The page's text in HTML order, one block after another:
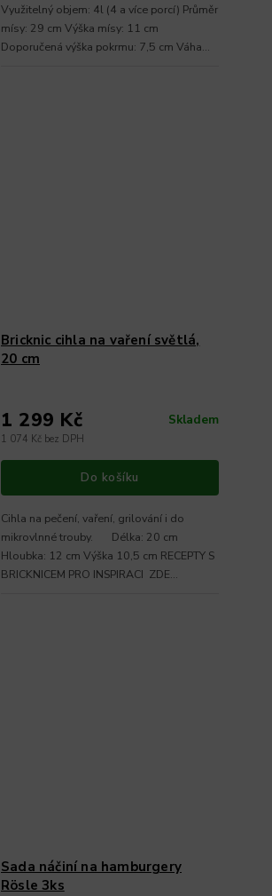
Využitelný objem: 4l (4 a více porcí) Průměr
mísy: 29 cm Výška mísy: 11 cm
Doporučená výška pokrmu: 7,5 cm Váha
Bricknic cihla na vaření světlá,
20 cm
Skladem
1 074 Kč bez DPH
1 299 Kč
Do košíku
Cihla na pečení, vaření, grilování i do
mikrovlnné trouby. Délka: 20 cm
Hloubka: 12 cm Výška 10,5 cm RECEPTY S
BRICKNICEM PRO INSPIRACI ZDE...
Sada náčiní na hamburgery
Rösle 3ks